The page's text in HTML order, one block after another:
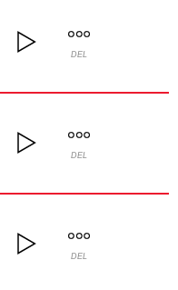
DEL
DEL
DEL